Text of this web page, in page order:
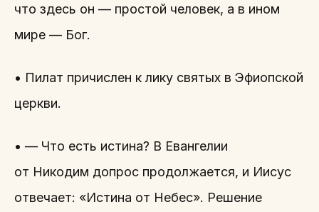
что здесь он — простой человек, а в ином
мире — Бог.
• Пилат причислен к лику святых в Эфиопской
церкви.
• — Что есть истина? В Евангелии
от Никодим допрос продолжается, и Иисус
отвечает: «Истина от Небес». Решение